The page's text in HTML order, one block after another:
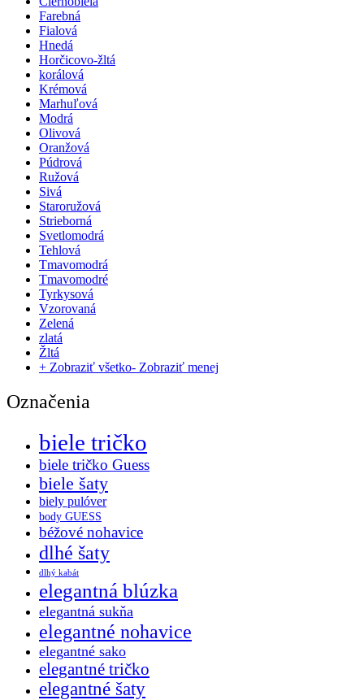
Farebná
Fialová
Hnedá
Horčicovo-žltá
korálová
Krémová
Marhuľová
Modrá
Olivová
Oranžová
Púdrová
Ružová
Sivá
Staroružová
Strieborná
Svetlomodrá
Tehlová
Tmavomodrá
Tmavomodré
Tyrkysová
Vzorovaná
Zelená
zlatá
Žltá
+ Zobraziť všetko- Zobraziť menej
Označenia
biele tričko
biele tričko Guess
biele šaty
biely pulóver
body GUESS
béžové nohavice
dlhé šaty
dlhý kabát
elegantná blúzka
elegantná sukňa
elegantné nohavice
elegantné sako
elegantné tričko
elegantné šaty